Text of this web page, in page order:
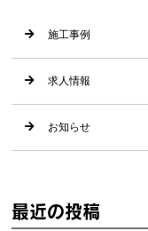
施工事例
求人情報
お知らせ
最近の投稿